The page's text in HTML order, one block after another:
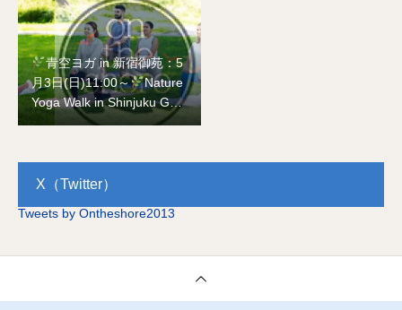
青空ヨガ in 新宿御苑：5
月3日(日)11:00～
Nature
Yoga Walk in Shinjuku Gyo
en National Garden on Ma
X（Twitter）
Tweets by Ontheshore2013